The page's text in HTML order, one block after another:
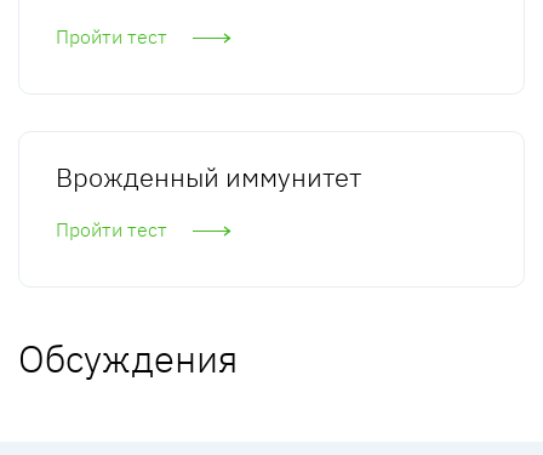
Пройти тест
Врожденный иммунитет
Пройти тест
Обсуждения